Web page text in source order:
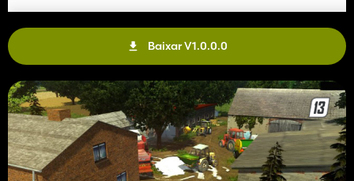
Baixar V1.0.0.0